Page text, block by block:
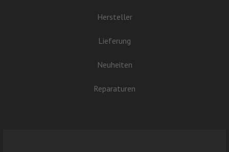
Hersteller
Lieferung
Neuheiten
Reparaturen